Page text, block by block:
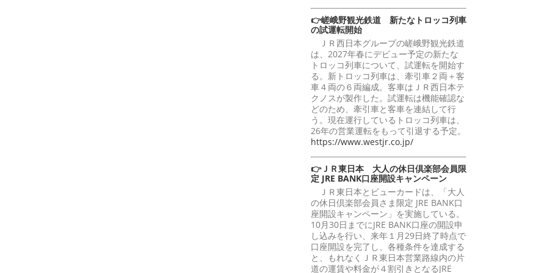
👉嵯峨野観光鉄道 新たなトロッコ列車
の試運転開始
ＪＲ西日本グループの嵯峨野観光鉄道
は、2027年春にデビュー予定の新たな
トロッコ列車について、試運転を開始す
る。新トロッコ列車は、牽引車２両＋客
車４両の６両編成。客車はＪＲ西日本テ
クノスが製作した。試運転は機能確認な
どのため、牽引車と客車を連結して行
う。現在運行しているトロッコ列車は、
26年の営業運転をもって引退する予定。
https://www.westjr.co.jp/
👉ＪＲ東日本 大人の休日倶楽部会員限
定 JRE BANK口座開設キャンペーン
ＪＲ東日本とビューカードは、「大人
の休日倶楽部会員さま限定 JRE BANK口
座開設キャンペーン」を実施している。
10月30日までにJRE BANK口座の開設申
し込みを行い、来年１月29日終了時点で
口座開設を完了し、各種条件を達成する
と、もれなくＪＲ東日本営業路線内の片
道の運賃や料金が４割引きとなるJRE